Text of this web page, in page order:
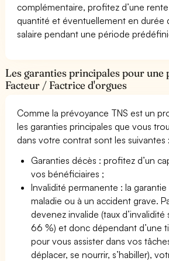
complémentaire, profitez d’une
quantité et éventuellement en durée
salaire pendant une période
Les garanties principales pour une
Facteur / Factrice d'orgues
Comme la prévoyance TNS est un
les garanties principales que vous
dans votre contrat sont les suivantes :
Garanties décès : profitez d’un
vos bénéficiaires ;
Invalidité permanente : la garantie
maladie ou à un accident grave.
devenez invalide (taux d’invalidité
66 %) et donc dépendant d’une
pour vous assister dans vos
déplacer, se nourrir, s’habiller),